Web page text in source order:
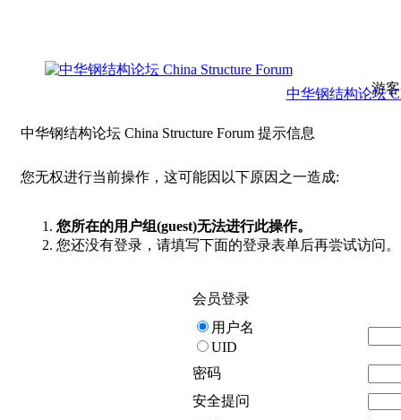
游
中华钢结构论坛
中华钢结构论坛 China Structure Forum 提示信息
您无权进行当前操作，这可能因以下原因之一造成:
您所在的用户组(guest)无法进行此操作。
您还没有登录，请填写下面的登录表单后再尝试访问。
会员登录
用户名
UID
密码
安全提问